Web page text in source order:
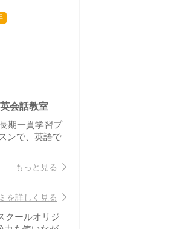
会話教室
期一貫学習プ
ンで、英語で
もっと見る
を詳しく見る
クールオリジ